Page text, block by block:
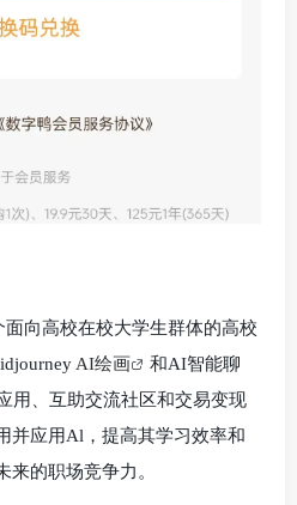
向高校在校大学生群体的高校
AI绘画
和AI智能聊
用、互助交流社区和交易变现
并应用Al，提高其学习效率和
来的职场竞争力。